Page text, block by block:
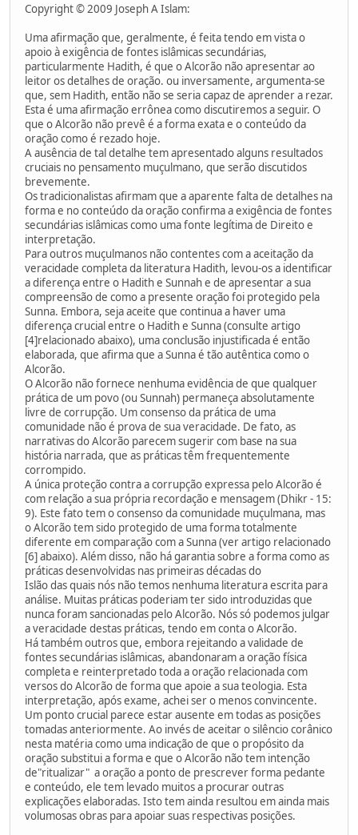
Copyright © 2009 Joseph A Islam:
Uma afirmação que, geralmente, é feita tendo em vista o
apoio à exigência de fontes islâmicas secundárias,
particularmente Hadith, é que o Alcorão não apresentar ao
leitor os detalhes de oração. ou inversamente, argumenta-se
que, sem Hadith, então não se seria capaz de aprender a rezar.
Esta é uma afirmação errônea como discutiremos a seguir. O
que o Alcorão não prevê é a forma exata e o conteúdo da
oração como é rezado hoje.
A ausência de tal detalhe tem apresentado alguns resultados
cruciais no pensamento muçulmano, que serão discutidos
brevemente.
Os tradicionalistas afirmam que a aparente falta de detalhes na
forma e no conteúdo da oração confirma a exigência de fontes
secundárias islâmicas como uma fonte legítima de Direito e
interpretação.
Para outros muçulmanos não contentes com a aceitação da
veracidade completa da literatura Hadith, levou-os a identificar
a diferença entre o Hadith e Sunnah e de apresentar a sua
compreensão de como a presente oração foi protegido pela
Sunna. Embora, seja aceite que continua a haver uma
diferença crucial entre o Hadith e Sunna (consulte artigo
[4]relacionado abaixo), uma conclusão injustificada é então
elaborada, que afirma que a Sunna é tão autêntica como o
Alcorão.
O Alcorão não fornece nenhuma evidência de que qualquer
prática de um povo (ou Sunnah) permaneça absolutamente
livre de corrupção. Um consenso da prática de uma
comunidade não é prova de sua veracidade. De fato, as
narrativas do Alcorão parecem sugerir com base na sua
história narrada, que as práticas têm frequentemente
corrompido.
A única proteção contra a corrupção expressa pelo Alcorão é
com relação a sua própria recordação e mensagem (Dhikr - 15:
9). Este fato tem o consenso da comunidade muçulmana, mas
o Alcorão tem sido protegido de uma forma totalmente
diferente em comparação com a Sunna (ver artigo relacionado
[6] abaixo). Além disso, não há garantia sobre a forma como as
práticas desenvolvidas nas primeiras décadas do
Islão das quais nós não temos nenhuma literatura escrita para
análise. Muitas práticas poderiam ter sido introduzidas que
nunca foram sancionadas pelo Alcorão. Nós só podemos julgar
a veracidade destas práticas, tendo em conta o Alcorão.
Há também outros que, embora rejeitando a validade de
fontes secundárias islâmicas, abandonaram a oração física
completa e reinterpretado toda a oração relacionada com
versos do Alcorão de forma que apoie a sua teologia. Esta
interpretação, após exame, achei ser o menos convincente.
Um ponto crucial parece estar ausente em todas as posições
tomadas anteriormente. Ao invés de aceitar o silêncio corânico
nesta matéria como uma indicação de que o propósito da
oração substitui a forma e que o Alcorão não tem intenção
de"ritualizar" a oração a ponto de prescrever forma pedante
e conteúdo, ele tem levado muitos a procurar outras
explicações elaboradas. Isto tem ainda resultou em ainda mais
volumosas obras para apoiar suas respectivas posições.